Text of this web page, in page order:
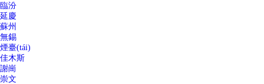
臨汾
延慶
蘇州
無錫
煙臺(tái)
佳木斯
謝崗
崇文